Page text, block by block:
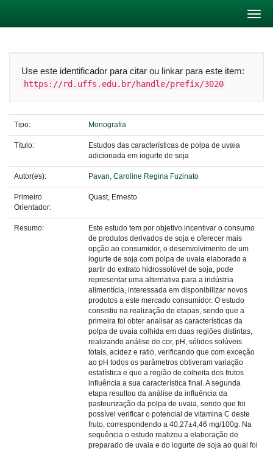
Use este identificador para citar ou linkar para este item:
https://rd.uffs.edu.br/handle/prefix/3020
Tipo: Monografia
Título:
Estudos das características de polpa de uvaia
adicionada em iogurte de soja
Autor(es): Pavan, Caroline Regina Fuzinato
Primeiro
Orientador:
Quast, Ernesto
Resumo:
Este estudo tem por objetivo incentivar o consumo
de produtos derivados de soja e oferecer mais
opção ao consumidor, o desenvolvimento de um
iogurte de soja com polpa de uvaia elaborado a
partir do extrato hidrossolúvel de soja, pode
representar uma alternativa para a indústria
alimentícia, interessada em disponibilizar novos
produtos a este mercado consumidor. O estudo
consistiu na realização de etapas, sendo que a
primeira foi obter analisar as características da
polpa de uvaia colhida em duas regiões distintas,
realizando análise de cor, pH, sólidos solúveis
totais, acidez e ratio, verificando que com exceção
ao pH todos os parâmetros obtiveram variação
estatística e que a região de colheita dos frutos
influência a sua característica final. A segunda
etapa resultou da análise da influência da
pasteurização da polpa de uvaia, sendo que foi
possível verificar o potencial de vitamina C deste
fruto, correspondendo a 40,27±4,46 mg/100g. Na
sequência o estudo realizou a elaboração de
preparado de uvaia e do iogurte de soja ao qual foi